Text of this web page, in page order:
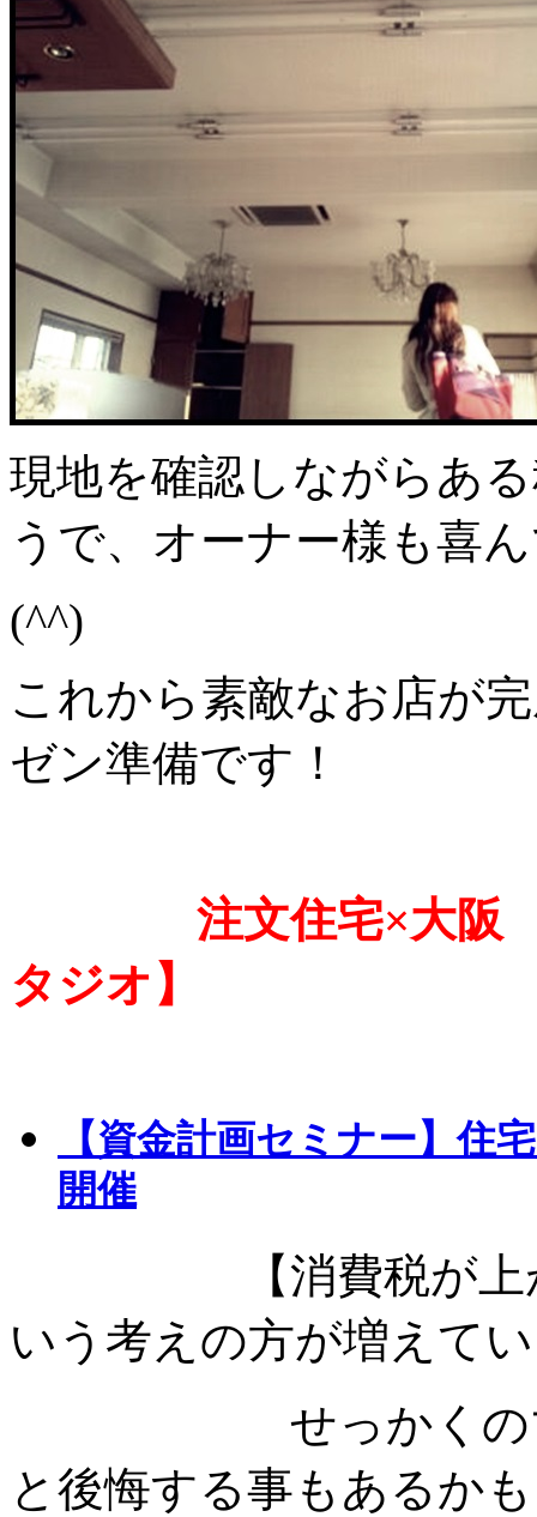
現地を確認しながらあ
うで、オーナー様も喜
(^^)
これから素敵なお店が
ゼン準備です！
注文住宅×大阪 デ
タジオ】
【資金計画セミナー】
開催
【消費税が上がる
いう考えの方が増えて
せっかくのマイ
と後悔する事もあるか